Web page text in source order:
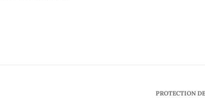
PROTECTION